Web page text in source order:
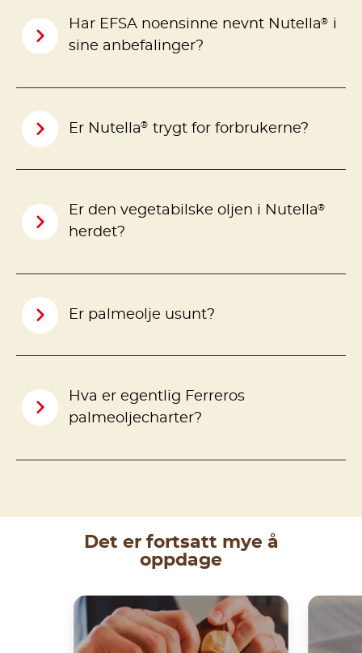
Har EFSA noensinne nevnt Nutella®
i
sine anbefalinger?
Er Nutella® trygt for forbrukerne?
Er den vegetabilske oljen i Nutella®
herdet?
Er palmeolje usunt?
Hva er egentlig Ferreros
palmeoljecharter?
Det er fortsatt mye å
oppdage